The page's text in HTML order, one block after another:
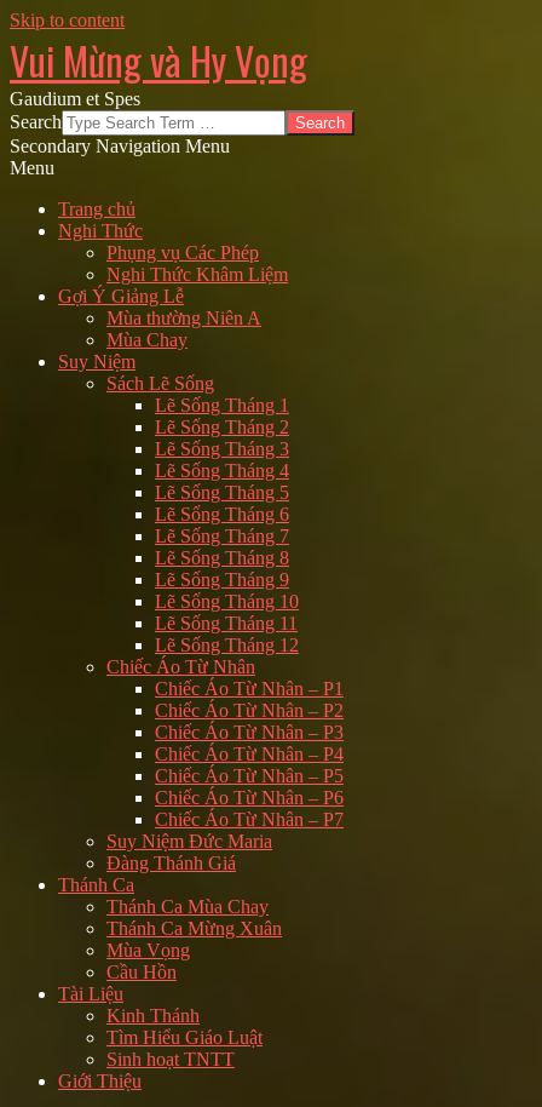
Skip to content
Vui Mừng và Hy Vọng
Gaudium et Spes
Search
Secondary Navigation Menu
Menu
Trang chủ
Nghi Thức
Phụng vụ Các Phép
Nghi Thức Khâm Liệm
Gợi Ý Giảng Lễ
Mùa thường Niên A
Mùa Chay
Suy Niệm
Sách Lẽ Sống
Lẽ Sống Tháng 1
Lẽ Sống Tháng 2
Lẽ Sống Tháng 3
Lẽ Sống Tháng 4
Lẽ Sống Tháng 5
Lẽ Sống Tháng 6
Lẽ Sống Tháng 7
Lẽ Sống Tháng 8
Lẽ Sống Tháng 9
Lẽ Sống Tháng 10
Lẽ Sống Tháng 11
Lẽ Sống Tháng 12
Chiếc Áo Từ Nhân
Chiếc Áo Từ Nhân – P1
Chiếc Áo Từ Nhân – P2
Chiếc Áo Từ Nhân – P3
Chiếc Áo Từ Nhân – P4
Chiếc Áo Từ Nhân – P5
Chiếc Áo Từ Nhân – P6
Chiếc Áo Từ Nhân – P7
Suy Niệm Đức Maria
Đàng Thánh Giá
Thánh Ca
Thánh Ca Mùa Chay
Thánh Ca Mừng Xuân
Mùa Vọng
Cầu Hồn
Tài Liệu
Kinh Thánh
Tìm Hiểu Giáo Luật
Sinh hoạt TNTT
Giới Thiệu